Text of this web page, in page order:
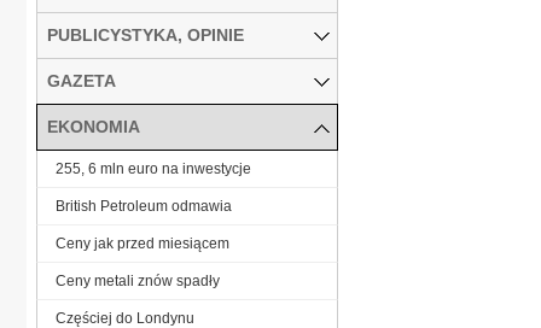
PUBLICYSTYKA, OPINIE
GAZETA
EKONOMIA
255, 6 mln euro na inwestycje
British Petroleum odmawia
Ceny jak przed miesiącem
Ceny metali znów spadły
Częściej do Londynu